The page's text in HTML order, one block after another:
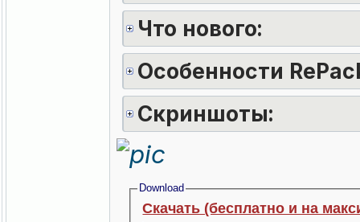
Что нового:
Особенности
Скриншоты:
Download
Скачать (бесплатно и на